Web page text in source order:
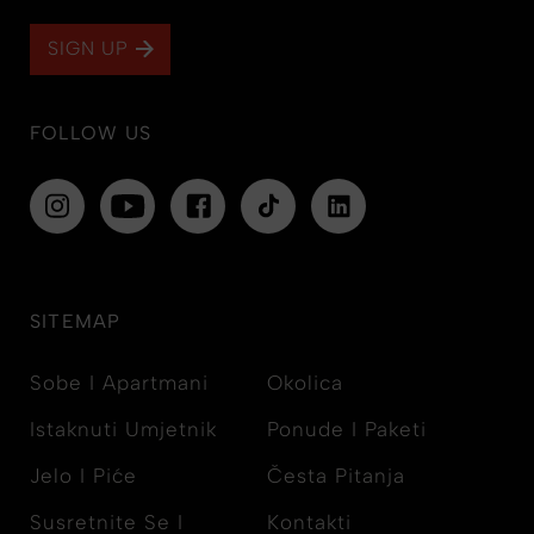
SIGN UP
FOLLOW US
SITEMAP
Sobe I Apartmani
Istaknuti Umjetnik
Jelo I Piće
Susretnite Se I
Okolica
Ponude I Paketi
Česta Pitanja
Kontakti